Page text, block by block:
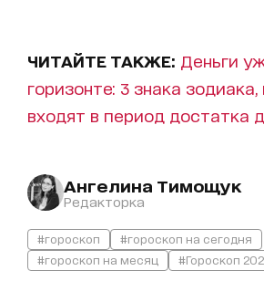
ЧИТАЙТЕ ТАКЖЕ: Деньги
горизонте: 3 знака
входят в период достатка
Ангелина Тимощук
Редакторка
#гороскоп
#гороскоп на сегодня
#гороскоп на месяц
#Гороскоп